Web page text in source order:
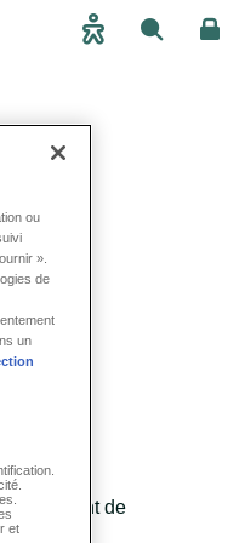
Accessibilité
également de
ou
».
de
un
et